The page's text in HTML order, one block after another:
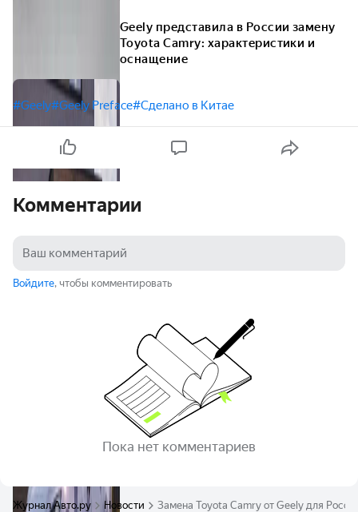
Geely представила в России замену
Toyota Camry: характеристики и
оснащение
#Geely#Geely Preface#Сделано в Китае
Комментарии
Войдите, чтобы комментировать
Пока нет комментариев
Журнал Авто.ру Новости Замена Toyota Camry от Geely для